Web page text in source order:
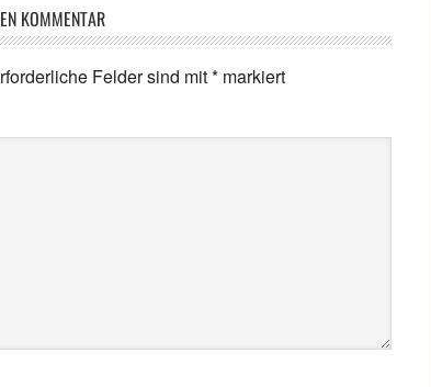
KOMMENTAR
Felder sind mit* markiert